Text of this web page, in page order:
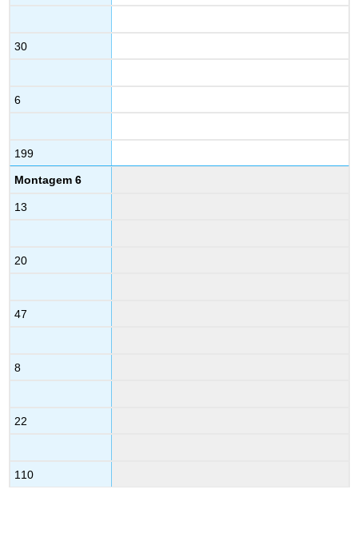
30
6
199
Montagem 6
13
20
47
8
22
110